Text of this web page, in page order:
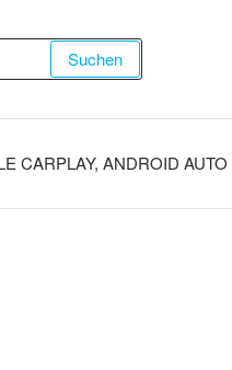
Suchen
CARPLAY, ANDROID AUTO